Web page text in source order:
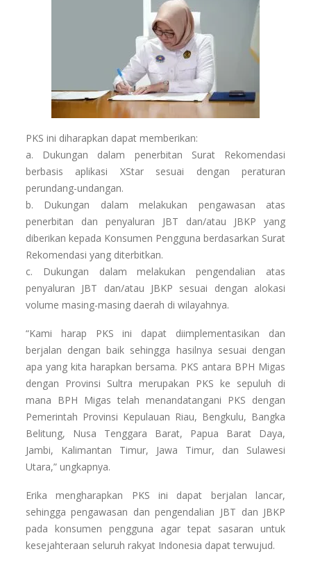
PKS ini diharapkan dapat memberikan:
a. Dukungan dalam penerbitan Surat Rekomendasi
berbasis aplikasi XStar sesuai dengan peraturan
perundang-undangan.
b. Dukungan dalam melakukan pengawasan atas
penerbitan dan penyaluran JBT dan/atau JBKP yang
diberikan kepada Konsumen Pengguna berdasarkan Surat
Rekomendasi yang diterbitkan.
c. Dukungan dalam melakukan pengendalian atas
penyaluran JBT dan/atau JBKP sesuai dengan alokasi
volume masing-masing daerah di wilayahnya.
“Kami harap PKS ini dapat diimplementasikan dan
berjalan dengan baik sehingga hasilnya sesuai dengan
apa yang kita harapkan bersama. PKS antara BPH Migas
dengan Provinsi Sultra merupakan PKS ke sepuluh di
mana BPH Migas telah menandatangani PKS dengan
Pemerintah Provinsi Kepulauan Riau, Bengkulu, Bangka
Belitung, Nusa Tenggara Barat, Papua Barat Daya,
Jambi, Kalimantan Timur, Jawa Timur, dan Sulawesi
Utara,” ungkapnya.
Erika mengharapkan PKS ini dapat berjalan lancar,
sehingga pengawasan dan pengendalian JBT dan JBKP
pada konsumen pengguna agar tepat sasaran untuk
kesejahteraan seluruh rakyat Indonesia dapat terwujud.